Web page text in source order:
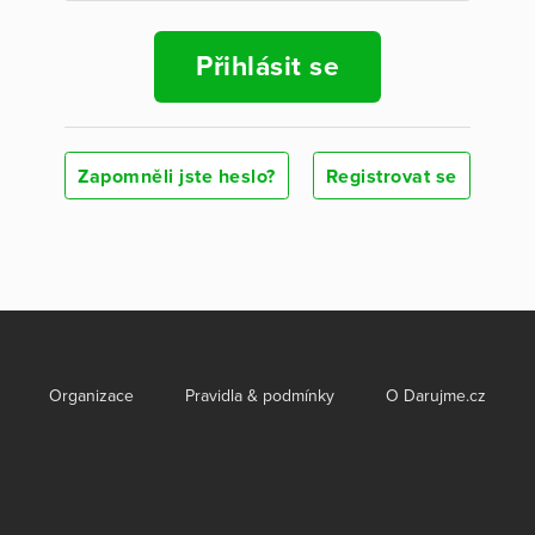
Přihlásit se
Zapomněli jste heslo? Registrovat se
Organizace Pravidla & podmínky O Darujme.cz